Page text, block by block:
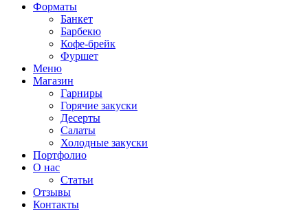
Форматы
Банкет
Барбекю
Кофе-брейк
Фуршет
Меню
Магазин
Гарниры
Горячие закуски
Десерты
Салаты
Холодные закуски
Портфолио
О нас
Статьи
Отзывы
Контакты